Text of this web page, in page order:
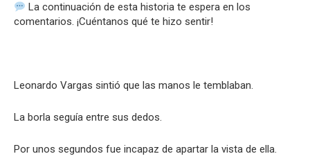
La continuación de esta historia te espera en los
comentarios. ¡Cuéntanos qué te hizo sentir!
Leonardo Vargas sintió que las manos le temblaban.
La borla seguía entre sus dedos.
Por unos segundos fue incapaz de apartar la vista de ella.